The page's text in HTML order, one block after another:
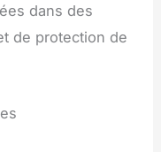
dans des
de protection de